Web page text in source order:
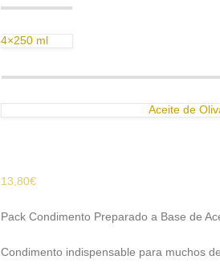
4×250 ml
Aceite de
13,80€
Pack Condimento Preparado a Base de
Condimento indispensable para muchos